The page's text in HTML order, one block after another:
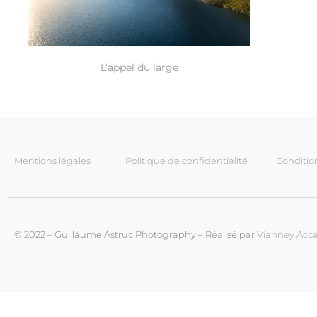
L’appel du large
Mentions légales Politique de confidentialité
© 2022 – Guillaume Astruc Photography – Réalisé parVianney